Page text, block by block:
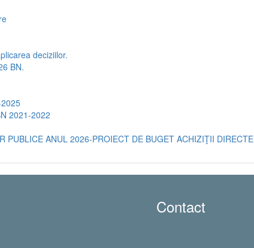
deciziilor.
BN.
2021-2022
PUBLICE ANUL 2026-PROIECT DE BUGET ACHIZIŢII DIRECTE
Contact